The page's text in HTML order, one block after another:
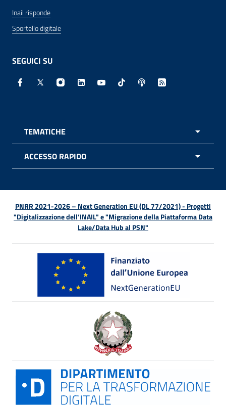
Inail risponde
Sportello digitale
SEGUICI SU
Facebook - Sito esterno - Apertura in nuova finestra
X - Sito esterno - Apertura in nuova finestra
Instagram - Sito esterno - Apertura in
Linkedin - Sito esterno - Apertura in
Youtube - Sito esterno -
TikTok - Sito esterno -
Spreaker - Sito
Feed RSS -
TEMATICHE
ACCESSO RAPIDO
PNRR 2021-2026 – Next Generation EU (DL 77/2021) - Progetti
"Digitalizzazione dell’INAIL" e "Migrazione della Piattaforma Data
Lake/Data Hub al PSN"